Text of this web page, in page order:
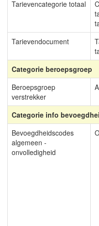
Tarievencategorie totaal
Tarievendocument
Categorie beroepsgroep
Beroepsgroep
verstrekker
Categorie info
Bevoegdheidscodes
algemeen -
onvolledigheid